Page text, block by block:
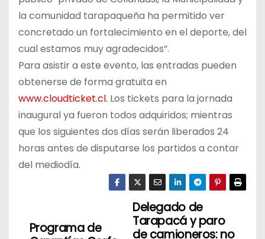
la comunidad tarapaqueña ha permitido ver
concretado un fortalecimiento en el deporte, del
cual estamos muy agradecidos”.
Para asistir a este evento, las entradas pueden
obtenerse de forma gratuita en
www.cloudticket.cl. Los tickets para la jornada
inaugural ya fueron todos adquiridos; mientras
que los siguientes dos días serán liberados 24
horas antes de disputarse los partidos a contar
del mediodía.
Delegado de
Tarapacá y paro
de camioneros: no
Programa de